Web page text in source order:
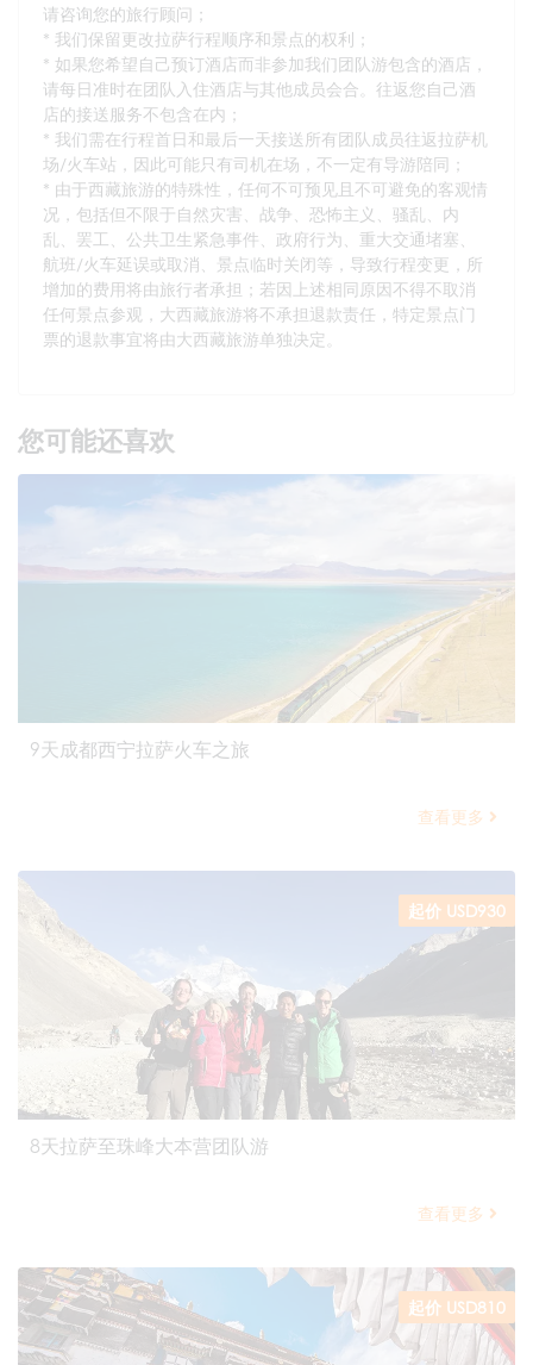
请咨询您的旅行顾问；
* 我们保留更改拉萨行程顺序和景点的权利；
* 如果您希望自己预订酒店而非参加我们团队游包含的酒店，
请每日准时在团队入住酒店与其他成员会合。往返您自己酒
店的接送服务不包含在内；
* 我们需在行程首日和最后一天接送所有团队成员往返拉萨机
场/火车站，因此可能只有司机在场，不一定有导游陪同；
* 由于西藏旅游的特殊性，任何不可预见且不可避免的客观情
况，包括但不限于自然灾害、战争、恐怖主义、骚乱、内
乱、罢工、公共卫生紧急事件、政府行为、重大交通堵塞、
航班/火车延误或取消、景点临时关闭等，导致行程变更，所
增加的费用将由旅行者承担；若因上述相同原因不得不取消
任何景点参观，大西藏旅游将不承担退款责任，特定景点门
票的退款事宜将由大西藏旅游单独决定。
您可能还喜欢
9天成都西宁拉萨火车之旅
查看更多
起价 USD930
8天拉萨至珠峰大本营团队游
查看更多
起价 USD810